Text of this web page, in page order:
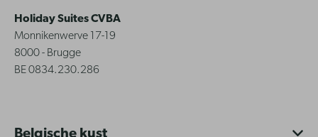
Holiday Suites CVBA
Monnikenwerve 17-19
8000 - Brugge
BE 0834.230.286